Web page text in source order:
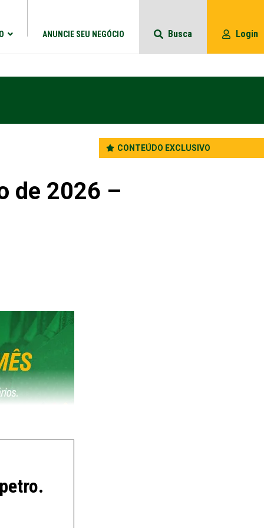
ANUNCIE SEU NEGÓCIO Busca Login
CONTEÚDO EXCLUSIVO
de 2026 –
è AD REM è No campo “Valor usado
REM é fixa/determinada no Convênio